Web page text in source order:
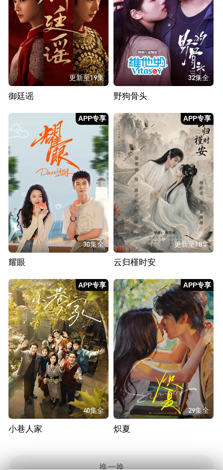
更新至19集
御廷谣
32集全
野狗骨头
APP专享
30集全
耀眼
APP专享
更新至18集
云归槿时安
APP专享
40集全
小巷人家
APP专享
29集全
炽夏
换一换